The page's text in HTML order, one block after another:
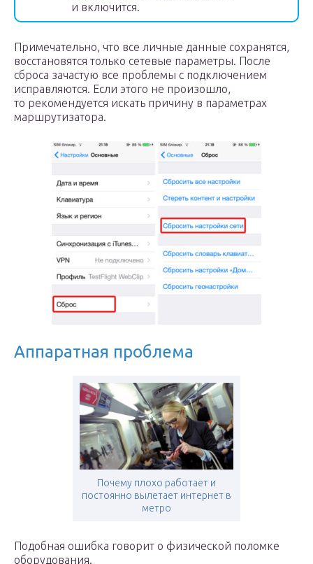
и включится.
Примечательно, что все личные данные сохранятся,
восстановятся только сетевые параметры. После
сброса зачастую все проблемы с подключением
исправляются. Если этого не произошло,
то рекомендуется искать причину в параметрах
маршрутизатора.
Аппаратная проблема
Почему плохо работает и
постоянно вылетает интернет в
метро
Подобная ошибка говорит о физической поломке
оборудования.